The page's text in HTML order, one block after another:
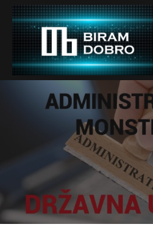
Skip
content
Biram DOBRO
… jer BUDUĆNOST nema